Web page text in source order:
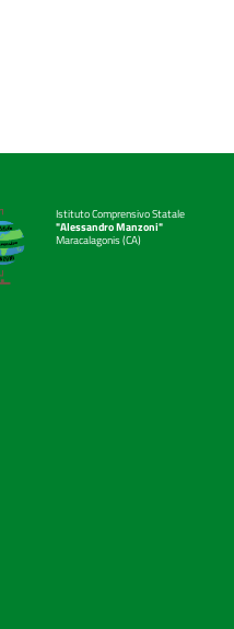
Istituto Comprensivo Statale
"Alessandro Manzoni"
Maracalagonis (CA)